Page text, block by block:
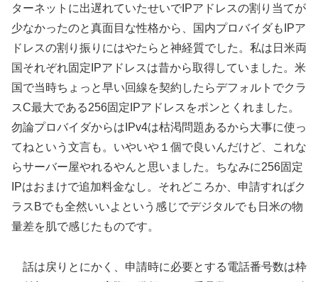
ターネットに出遅れていたせいでIPアドレスの割り当てが
少なかったのと真面目な性格から、国内プロバイダもIPア
ドレスの割り振りにはやたらと神経質でした。私は日米両
国それぞれ固定IPアドレスは昔から取得していました。米
国で当時ちょっと早い回線を契約したらデフォルトでクラ
スC最大である256固定IPアドレスをポンとくれました。
勿論プロバイダからはIPv4は枯渇問題あるから大事に使っ
てねという文言も。いやいや１個で良いんだけど、これな
らサーバー屋やれるやんと思いました。ちなみに256固定
IPはおまけで追加料金なし。それどころか、申請すればク
ラスBでも全然いいよという感じでデジタルでも日米の物
量差を肌で感じたものです。
話は戻りとにかく、申請時に必要とする電話番号数は枠